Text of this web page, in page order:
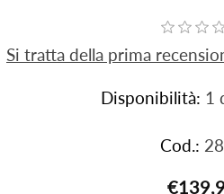
Si tratta della prima
Disponibilità: 1
Cod.: